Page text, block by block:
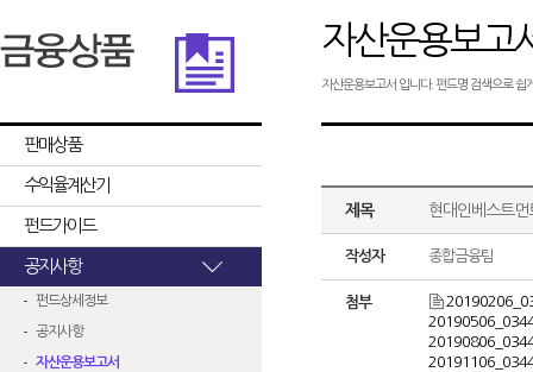
판매상품
수익율계산기
펀드가이드
공지사항
펀드상세정보
공지사항
자산운용보고서
자산운용보고
자산운용보고서 입니다. 펀드명 검색으로 쉽
제목 현대인베스트
작성자 종합금융팀
첨부